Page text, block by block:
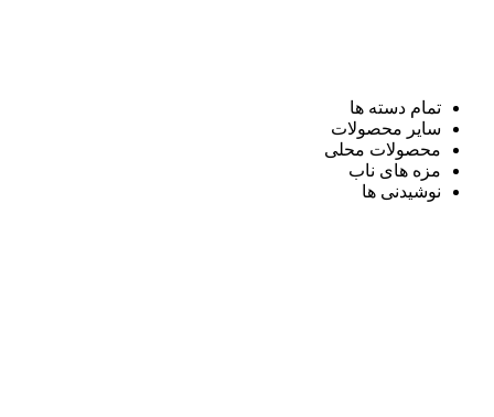
تمام دسته ها
سایر محصولات
محصولات محلی
مزه های ناب
نوشیدنی ها